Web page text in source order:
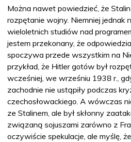
Można nawet powiedzieć, że
rozpętanie wojny. Niemniej jednak
wieloletnich studiów nad
jestem przekonany, że
spoczywa przede wszystkim na
przykład, że Hitler gotów był
wcześniej, we wrześniu 1938 r.,
zachodnie nie ustąpiły podczas
czechosłowackiego. A wówczas
ze Stalinem, ale był skłonny
związaną sojuszami zarówno z
oczywiście spekulacje, ale myślę,